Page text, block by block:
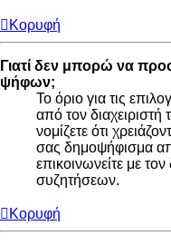
Κορυφή
Γιατί δεν μπορώ να
ψήφων;
Το όριο για τις
από τον
νομίζετε ότι
σας δημοψήφισμα
επικοινωνείτε με
συζητήσεων.
Κορυφή